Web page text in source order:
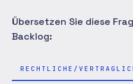
Übersetzen Sie diese
Backlog:
RECHTLICHE/